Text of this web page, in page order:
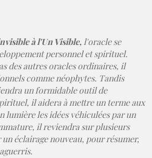
à l'Un Visible,l'oracle se
personnel et spirituel.
des autres oracles ordinaires, il
comme néophytes. Tandis
un formidable outil de
il aidera à mettre un terme aux
lumière les idées véhiculées par un
il reviendra sur plusieurs
éclairage nouveau, pour résumer,